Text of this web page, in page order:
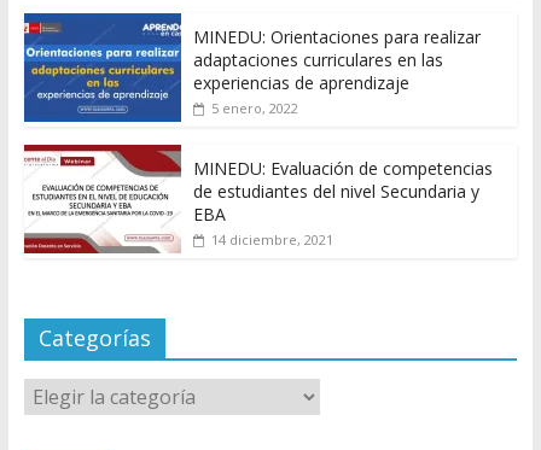
MINEDU: Orientaciones para realizar
adaptaciones curriculares en las
experiencias de aprendizaje
5 enero, 2022
MINEDU: Evaluación de competencias
de estudiantes del nivel Secundaria y
EBA
14 diciembre, 2021
Categorías
Categorías